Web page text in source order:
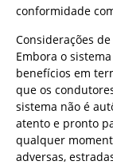
conformidade
Considerações
Embora o
benefícios em
que os
sistema não é
atento e pronto
qualquer
adversas,